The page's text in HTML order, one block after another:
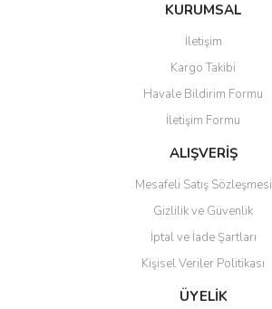
KURUMSAL
İletişim
Kargo Takibi
Havale Bildirim Formu
İletişim Formu
ALIŞVERİŞ
Mesafeli Satış Sözleşmesi
Gizlilik ve Güvenlik
İptal ve İade Şartları
Kişisel Veriler Politikası
ÜYELİK